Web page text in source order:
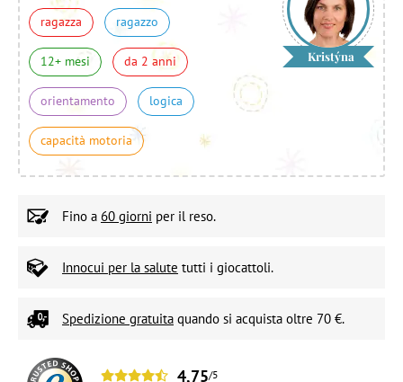
ragazza ragazzo
12+ mesi da 2 anni
orientamento logica
capacità motoria
Kristýna
Fino a 60 giorni per il reso.
Innocui per la salute tutti i giocattoli.
Spedizione gratuita quando si acquista oltre 70 €.
4,75/5